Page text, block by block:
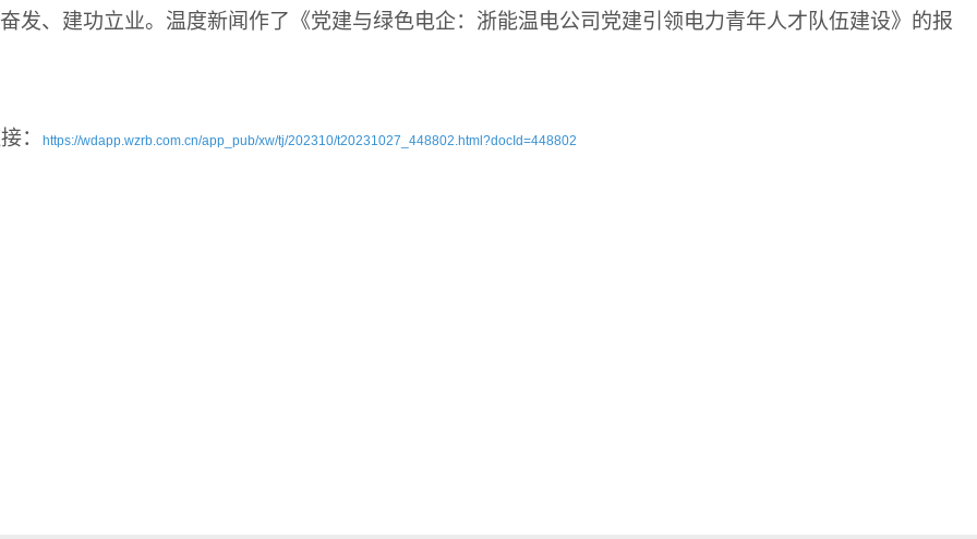
发、建功立业。温度新闻作了《党建与绿色电企：浙能温电公司党建引领电力青年人才队伍建设》的报
： https://wdapp.wzrb.com.cn/app_pub/xw/tj/202310/t20231027_448802.html?docId=448802